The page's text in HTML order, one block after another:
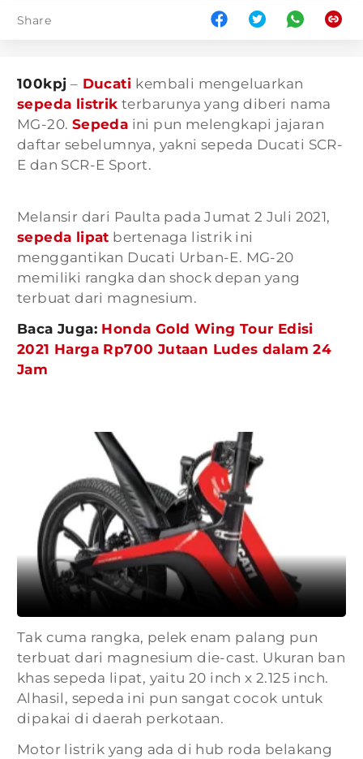
Share
100kpj – Ducati kembali mengeluarkan
sepeda listrik terbarunya yang diberi nama
MG-20. Sepeda ini pun melengkapi jajaran
daftar sebelumnya, yakni sepeda Ducati SCR-
E dan SCR-E Sport.
Melansir dari Paulta pada Jumat 2 Juli 2021,
sepeda lipat bertenaga listrik ini
menggantikan Ducati Urban-E. MG-20
memiliki rangka dan shock depan yang
terbuat dari magnesium.
Baca Juga: Honda Gold Wing Tour Edisi
2021 Harga Rp700 Jutaan Ludes dalam 24
Jam
Tak cuma rangka, pelek enam palang pun
terbuat dari magnesium die-cast. Ukuran ban
khas sepeda lipat, yaitu 20 inch x 2.125 inch.
Alhasil, sepeda ini pun sangat cocok untuk
dipakai di daerah perkotaan.
Motor listrik yang ada di hub roda belakang